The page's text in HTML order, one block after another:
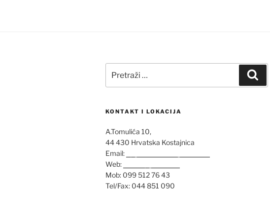
KONTAKT I LOKACIJA
A.Tomulića 10,
44 430 Hrvatska Kostajnica
Email:
Web:
Mob: 099 512 76 43
Tel/Fax: 044 851 090